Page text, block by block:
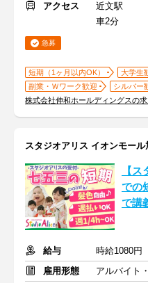
アクセス
近文駅
車2分
急募
短期（1ヶ月以内OK） 大学生
副業・Ｗワーク歓迎
シルバー
株式会社伸和ホールディングスの
スタジオアリス イオンモール
【
での
で講
給与
時給1080円
雇用形態
アルバイト